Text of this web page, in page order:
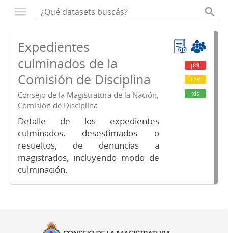
Expedientes
culminados de la
Comisión de Disciplina
Consejo de la Magistratura de la Nación,
Comisión de Disciplina
Detalle de los expedientes
culminados, desestimados o
resueltos, de denuncias a
magistrados, incluyendo modo de
culminación.
pdf
csv
xls